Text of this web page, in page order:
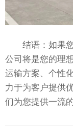
结语：如果您
公司将是您的理
运输方案、个性
力于为客户提供
们为您提供一流